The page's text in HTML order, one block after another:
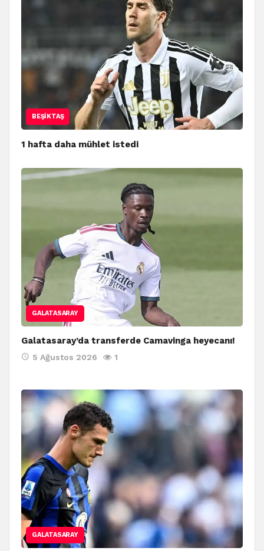
BEŞIKTAŞ
1 hafta daha mühlet istedi
GALATASARAY
Galatasaray’da transferde Camavinga heyecanı!
5 Ağustos 2026 1
GALATASARAY